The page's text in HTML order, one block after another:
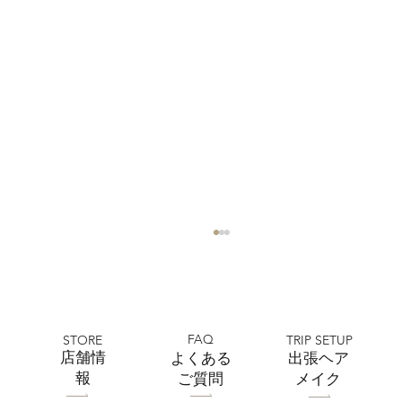
STORE
​店舗情
報
FAQ
よくある
ご質問
TRIP SETUP
出張ヘア
メイク